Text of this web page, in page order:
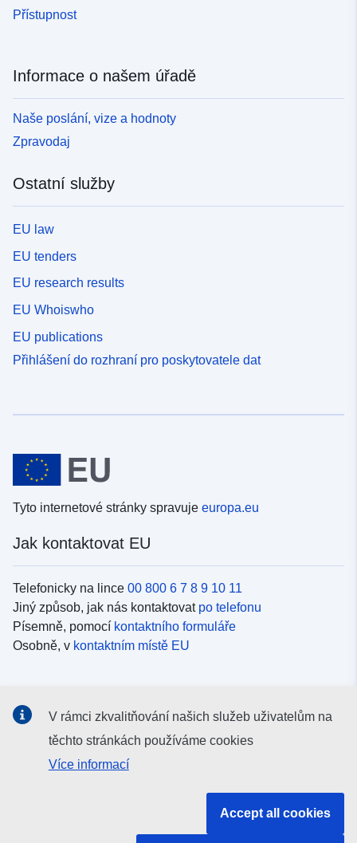
Přístupnost
Informace o našem úřadě
Naše poslání, vize a hodnoty
Zpravodaj
Ostatní služby
EU law
EU tenders
EU research results
EU Whoiswho
EU publications
Přihlášení do rozhraní pro poskytovatele dat
Tyto internetové stránky spravuje europa.eu
Jak kontaktovat EU
Telefonicky na lince 00 800 6 7 8 9 10 11
Jiný způsob, jak nás kontaktovat po telefonu
Písemně, pomocí kontaktního formuláře
Osobně, v kontaktním místě EU
Vyhledávání informačních kanálů EU vsociálních médiích
V rámci zkvalitňování našich služeb uživatelům na
těchto stránkách používáme cookies
Více informací
Accept all cookies